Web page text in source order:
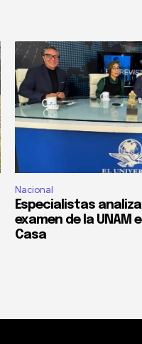
Nacional
Especialistas
examen de la UNAM
Casa